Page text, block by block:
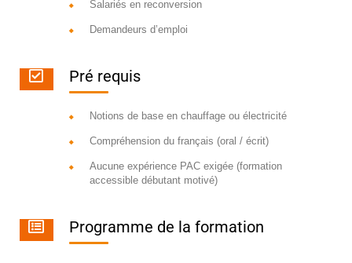
Salariés en reconversion
Demandeurs d’emploi
Pré requis
Notions de base en chauffage ou électricité
Compréhension du français (oral / écrit)
Aucune expérience PAC exigée (formation
accessible débutant motivé)
Programme de la formation